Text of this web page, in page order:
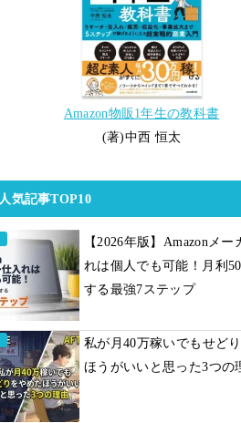
Amazon物販1年生の教科書
(著)中西 恒太
人気記事TOP10
【2026年版】Amazonメー
れは個人でも可能！月利
する最強7ステップ
私が月40万稼いでもせど
ほうがいいと思った3つの